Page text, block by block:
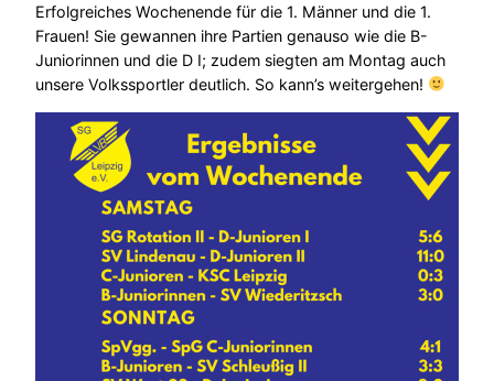
Erfolgreiches Wochenende für die 1. Männer und die 1.
Frauen! Sie gewannen ihre Partien genauso wie die B-
Juniorinnen und die D I; zudem siegten am Montag auch
unsere Volkssportler deutlich. So kann’s weitergehen!